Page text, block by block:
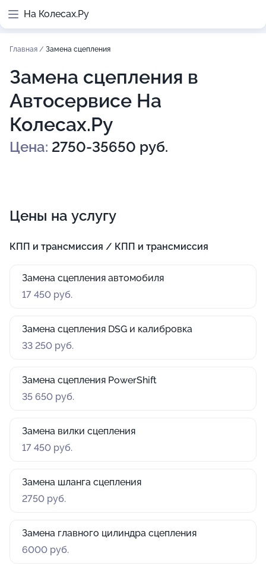
На Колесах.Ру
Главная / Замена сцепления
Замена сцепления в
Автосервисе На
Колесах.Ру
Цена: 2750-35650 руб.
Цены на услугу
КПП и трансмиссия / КПП и трансмиссия
Замена сцепления автомобиля
17 450 руб.
Замена сцепления DSG и калибровка
33 250 руб.
Замена сцепления PowerShift
35 650 руб.
Замена вилки сцепления
17 450 руб.
Замена шланга сцепления
2750 руб.
Замена главного цилиндра сцепления
6000 руб.